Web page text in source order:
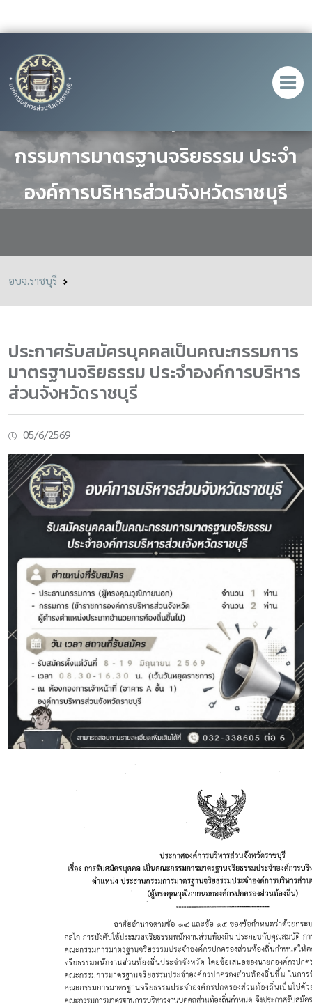
ประกาศรับสมัครบุคคลเป็นคณะ
กรรมการมาตรฐานจริยธรรม ประจำ
องค์การบริหารส่วนจังหวัดราชบุรี
อบจ.ราชบุรี
ประกาศรับสมัครบุคคลเป็นคณะกรรมการ
มาตรฐานจริยธรรม ประจำองค์การบริหาร
ส่วนจังหวัดราชบุรี
05/6/2569